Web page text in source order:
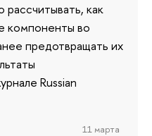
рассчитывать, как
компоненты во
предотвращать их
Russian
11 марта